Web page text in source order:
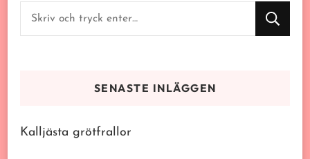
Letar
du
SENASTE INLÄGGEN
Kalljästa grötfrallor